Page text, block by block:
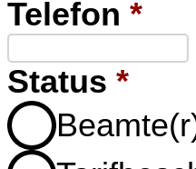
Telefon *
Status *